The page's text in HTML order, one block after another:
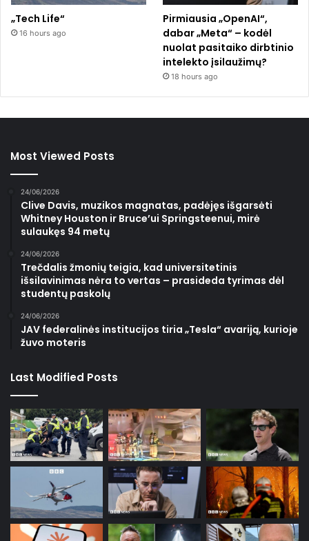
„Tech Life“
16 hours ago
Pirmiausia „OpenAI“,
dabar „Meta“ – kodėl
nuolat pasitaiko dirbtinio
intelekto įsilaužimų?
18 hours ago
Most Viewed Posts
24/06/2026
Clive Davis, muzikos magnatas, padėjęs išgarsėti
Whitney Houston ir Bruce’ui Springsteenui, mirė
sulaukęs 94 metų
24/06/2026
Trečdalis žmonių teigia, kad universitetinis
išsilavinimas nėra to vertas – prasideda tyrimas dėl
studentų paskolų
24/06/2026
JAV federalinės institucijos tiria „Tesla“ avariją, kurioje
žuvo moteris
Last Modified Posts